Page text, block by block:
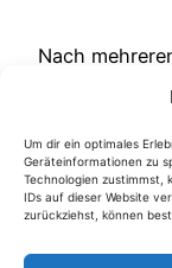
Um dir ein optimales
Geräteinformationen zu
Technologien zustimmst,
IDs auf dieser Website
zurückziehst, können
Nach
Aktionen war
Einsatz – und
Einladung
der 44.